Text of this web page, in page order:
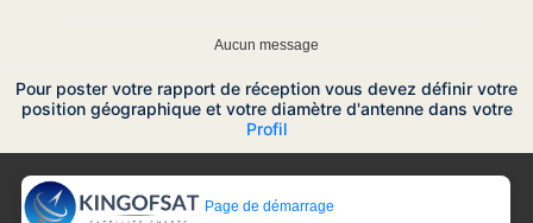
Aucun message
Pour poster votre rapport de réception vous devez définir votre
position géographique et votre diamètre d'antenne dans votre
Profil
Page de démarrage